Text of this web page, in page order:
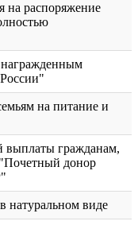
на распоряжение
на питание и
выплаты гражданам,
донор
натуральном виде